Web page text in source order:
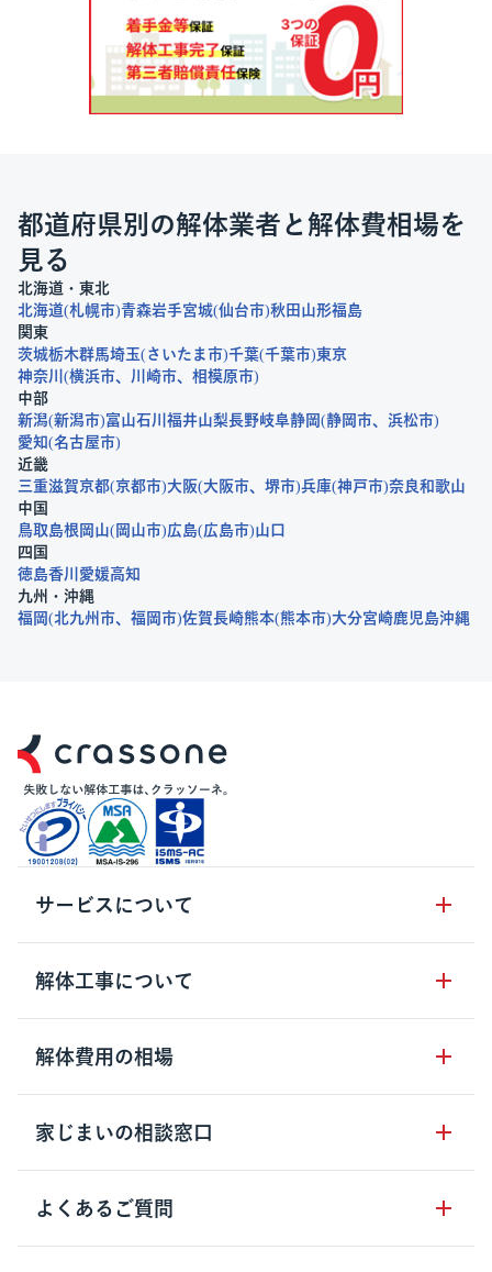
都道府県別の解体業者と解体費相場を
見る
北海道・東北
北海道 札幌市 青森岩手宮城 仙台市 秋田 山形福島
関東
茨城栃木群馬埼玉 さいたま市 千葉 千葉市 東京
神奈川
横浜市 川崎市
相模原市
中部
新潟 新潟市 富山石川 福井山梨長野岐阜静岡 静岡市
浜松市
愛知 名古屋市
近畿
三重滋賀京都 京都市 大阪 大阪市 堺市 兵庫 神戸市 奈良和歌山
中国
鳥取島根 岡山 岡山市 広島 広島市 山口
四国
徳島香川 愛媛高知
九州・沖縄
福岡
北九州市 福岡市 佐賀長崎熊本 熊本市 大分宮崎鹿児島沖縄
サービスについて
サービスの流れ
サービスのメリット
クラッソーネの自治体連携
解体工事について
解体工事の基礎知識
解体工事に関わる法律
用語集
解体費用の相場
木造住宅の相場
鉄骨造住宅の相場
RC造住宅の相場
家じまいの相談窓口
家じまいの相談窓口
よくあるご質問